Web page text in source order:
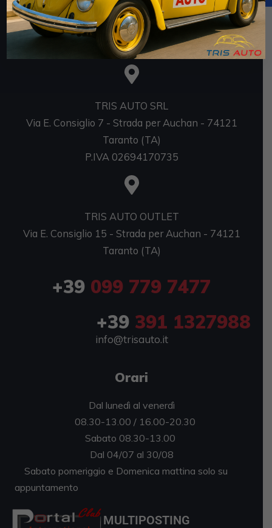
faces/pages/TrasparenzaAiuto.jspx
TRIS AUTO SRL
Via E. Consiglio 7 - Strada per Auchan - 74121
Taranto (TA)
P.IVA 02694170735
TRIS AUTO OUTLET
Via E. Consiglio 15 - Strada per Auchan - 74121
Taranto (TA)
+39 099 779 7477
+39 391 1327988
info@trisauto.it
Orari
Dal lunedì al venerdì
08.30-13.00 / 16.00-20.30
Sabato 08.30-13.00
Dal 04/07 al 30/08
Sabato pomeriggio e Domenica mattina solo su
appuntamento
MULTIPOSTING